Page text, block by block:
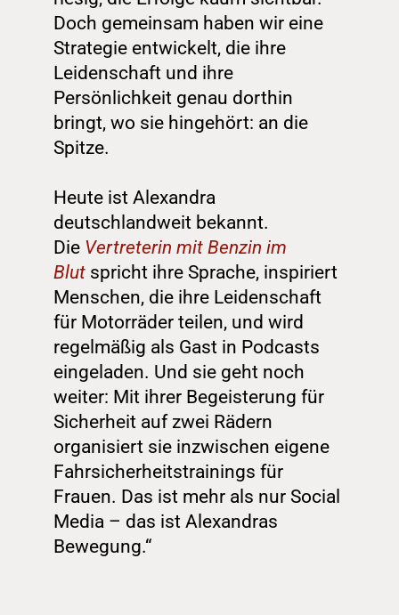
Doch gemeinsam haben wir eine
Strategie entwickelt, die ihre
Leidenschaft und ihre
Persönlichkeit genau dorthin
bringt, wo sie hingehört: an die
Spitze.
Heute ist Alexandra
deutschlandweit bekannt.
Die Vertreterin mit Benzin im
Blut spricht ihre Sprache, inspiriert
Menschen, die ihre Leidenschaft
für Motorräder teilen, und wird
regelmäßig als Gast in Podcasts
eingeladen. Und sie geht noch
weiter: Mit ihrer Begeisterung für
Sicherheit auf zwei Rädern
organisiert sie inzwischen eigene
Fahrsicherheitstrainings für
Frauen. Das ist mehr als nur Social
Media – das ist Alexandras
Bewegung.“